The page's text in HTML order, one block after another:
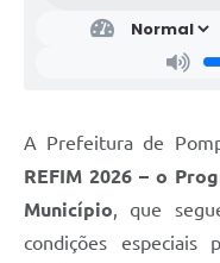
A Prefeitura de
REFIM 2026 – o
Município, que
condições especiais